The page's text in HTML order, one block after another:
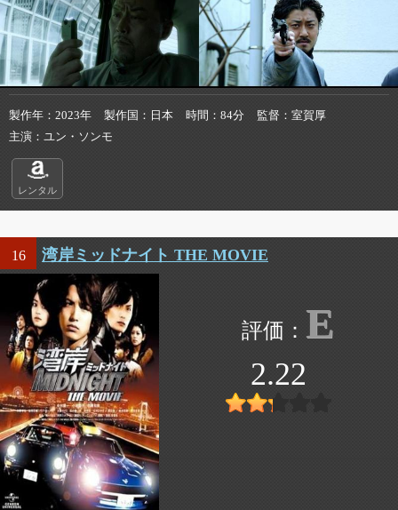
製作年 2023年 製作国 日本 時間 84分 監督
室賀厚
主演
ユン・ソンモ
レンタル
16 湾岸ミッドナイト THE MOVIE
E
2.22